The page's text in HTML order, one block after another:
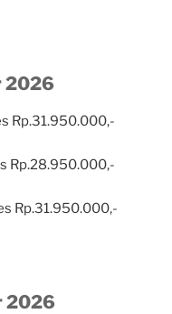
2026
Rp.31.950.000,-
Rp.28.950.000,-
Rp.31.950.000,-
2026